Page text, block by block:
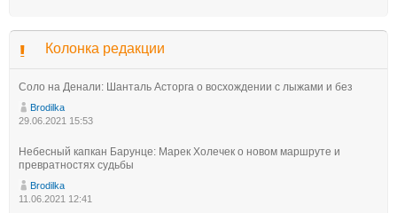
Колонка редакции
Соло на Денали: Шанталь Асторга о восхождении с лыжами и без
Brodilka
29.06.2021 15:53
Небесный капкан Барунце: Марек Холечек о новом маршруте и
превратностях судьбы
Brodilka
11.06.2021 12:41